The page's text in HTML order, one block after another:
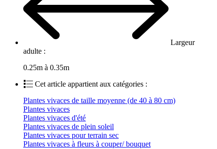
Largeur
adulte :
0.25m à 0.35m
Cet article appartient aux catégories :
Plantes vivaces de taille moyenne (de 40 à 80 cm)
Plantes vivaces
Plantes vivaces d'été
Plantes vivaces de plein soleil
Plantes vivaces pour terrain sec
Plantes vivaces à fleurs à couper/ bouquet